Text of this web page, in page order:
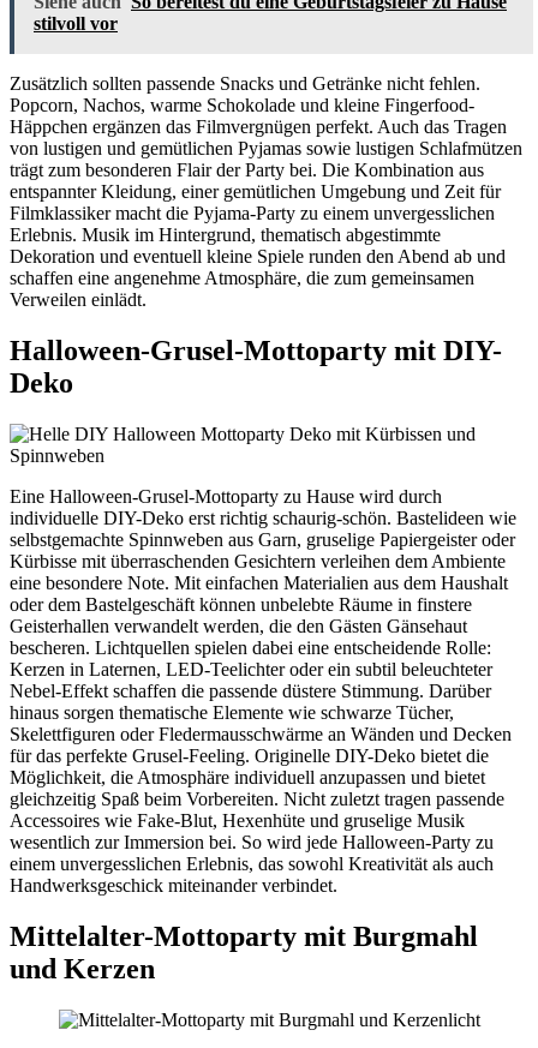
stilvoll vor
Zusätzlich sollten passende Snacks und Getränke nicht fehlen.
Popcorn, Nachos, warme Schokolade und kleine Fingerfood-
Häppchen ergänzen das Filmvergnügen perfekt. Auch das Tragen
von lustigen und gemütlichen Pyjamas sowie lustigen Schlafmützen
trägt zum besonderen Flair der Party bei. Die Kombination aus
entspannter Kleidung, einer gemütlichen Umgebung und Zeit für
Filmklassiker macht die Pyjama-Party zu einem unvergesslichen
Erlebnis. Musik im Hintergrund, thematisch abgestimmte
Dekoration und eventuell kleine Spiele runden den Abend ab und
schaffen eine angenehme Atmosphäre, die zum gemeinsamen
Verweilen einlädt.
Halloween-Grusel-Mottoparty mit DIY-
Deko
Eine Halloween-Grusel-Mottoparty zu Hause wird durch
individuelle DIY-Deko erst richtig schaurig-schön. Bastelideen wie
selbstgemachte Spinnweben aus Garn, gruselige Papiergeister oder
Kürbisse mit überraschenden Gesichtern verleihen dem Ambiente
eine besondere Note. Mit einfachen Materialien aus dem Haushalt
oder dem Bastelgeschäft können unbelebte Räume in finstere
Geisterhallen verwandelt werden, die den Gästen Gänsehaut
bescheren. Lichtquellen spielen dabei eine entscheidende Rolle:
Kerzen in Laternen, LED-Teelichter oder ein subtil beleuchteter
Nebel-Effekt schaffen die passende düstere Stimmung. Darüber
hinaus sorgen thematische Elemente wie schwarze Tücher,
Skelettfiguren oder Fledermausschwärme an Wänden und Decken
für das perfekte Grusel-Feeling. Originelle DIY-Deko bietet die
Möglichkeit, die Atmosphäre individuell anzupassen und bietet
gleichzeitig Spaß beim Vorbereiten. Nicht zuletzt tragen passende
Accessoires wie Fake-Blut, Hexenhüte und gruselige Musik
wesentlich zur Immersion bei. So wird jede Halloween-Party zu
einem unvergesslichen Erlebnis, das sowohl Kreativität als auch
Handwerksgeschick miteinander verbindet.
Mittelalter-Mottoparty mit Burgmahl
und Kerzen